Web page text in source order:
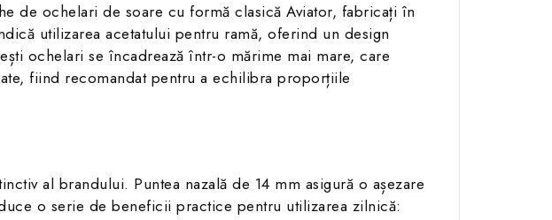
de ochelari de soare cu formă clasică Aviator, fabricați în
utilizarea acetatului pentru ramă, oferind un design
ochelari se încadrează într-o mărime mai mare, care
fiind recomandat pentru a echilibra proporțiile
al brandului. Puntea nazală de 14 mm asigură o așezare
o serie de beneficii practice pentru utilizarea zilnică: